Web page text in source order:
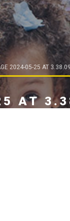
2024-05-25 AT
AT